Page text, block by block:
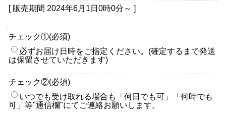
[ 販売期間 2024年6月1日0時0分 ～ ]
チェック①(必須)
必ずお届け日時をご指定ください。(確定するまで発送
は保留させていただきます)
チェック②(必須)
いつでも受け取れる場合も「何日でも可」「何時でも
可」等"通信欄"にてご連絡お願いします。